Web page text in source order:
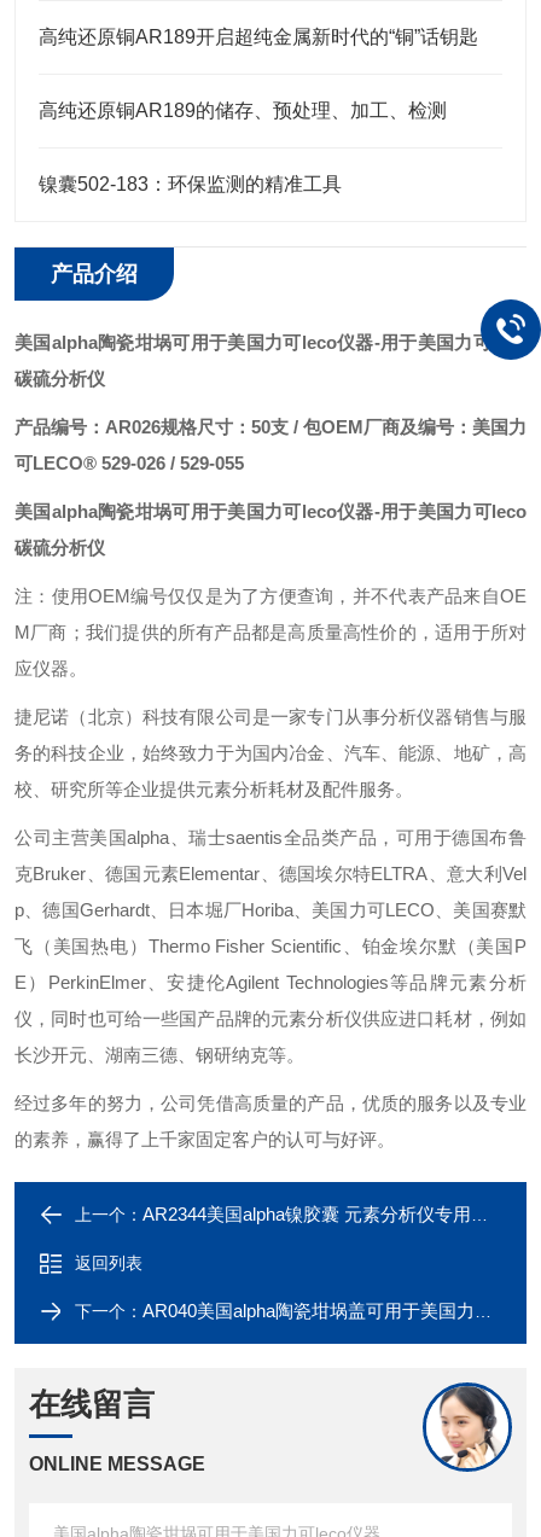
高纯还原铜AR189开启超纯金属新时代的“铜”话钥匙
高纯还原铜AR189的储存、预处理、加工、检测
镍囊502-183：环保监测的精准工具
产品介绍
美国alpha陶瓷坩埚可用于美国力可leco仪器-用于美国力可leco
碳硫分析仪
产品编号：AR026规格尺寸：50支 / 包OEM厂商及编号：美国力
可LECO® 529-026 / 529-055
美国alpha陶瓷坩埚可用于美国力可leco仪器-用于美国力可leco
碳硫分析仪
注：使用OEM编号仅仅是为了方便查询，并不代表产品来自OE
M厂商；我们提供的所有产品都是高质量高性价的，适用于所对
应仪器。
捷尼诺（北京）科技有限公司是一家专门从事分析仪器销售与服
务的科技企业，始终致力于为国内冶金、汽车、能源、地矿，高
校、研究所等企业提供元素分析耗材及配件服务。
公司主营美国alpha、瑞士saentis全品类产品，可用于德国布鲁
克Bruker、德国元素Elementar、德国埃尔特ELTRA、意大利Vel
p、德国Gerhardt、日本堀厂Horiba、美国力可LECO、美国赛默
飞（美国热电）Thermo Fisher Scientific、铂金埃尔默（美国P
E）PerkinElmer、安捷伦Agilent Technologies等品牌元素分析
仪，同时也可给一些国产品牌的元素分析仪供应进口耗材，例如
长沙开元、湖南三德、钢研纳克等。
经过多年的努力，公司凭借高质量的产品，优质的服务以及专业
的素养，赢得了上千家固定客户的认可与好评。
上一个： AR2344美国alpha镍胶囊 元素分析仪专用镍篮镍蓝
返回列表
下一个： AR040美国alpha陶瓷坩埚盖可用于美国力可leco
在线留言
ONLINE MESSAGE